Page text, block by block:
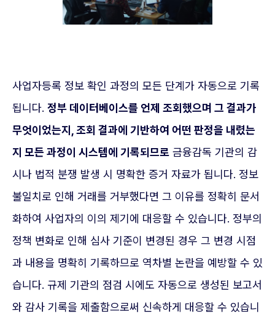
사업자등록 정보 확인 과정의 모든 단계가 자동으로 기록
됩니다. 정부 데이터베이스를 언제 조회했으며 그 결과가
무엇이었는지, 조회 결과에 기반하여 어떤 판정을 내렸는
지 모든 과정이 시스템에 기록되므로 금융감독 기관의 감
시나 법적 분쟁 발생 시 명확한 증거 자료가 됩니다. 정보
불일치로 인해 거래를 거부했다면 그 이유를 정확히 문서
화하여 사업자의 이의 제기에 대응할 수 있습니다. 정부의
정책 변화로 인해 심사 기준이 변경된 경우 그 변경 시점
과 내용을 명확히 기록하므로 역차별 논란을 예방할 수 있
습니다. 규제 기관의 점검 시에도 자동으로 생성된 보고서
와 감사 기록을 제출함으로써 신속하게 대응할 수 있습니